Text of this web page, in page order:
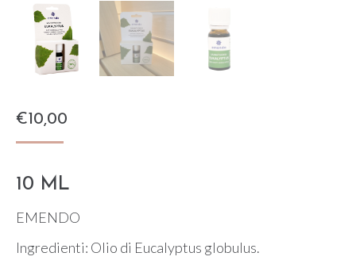
€10,00
10 ML
EMENDO
Ingredienti: Olio di Eucalyptus globulus.